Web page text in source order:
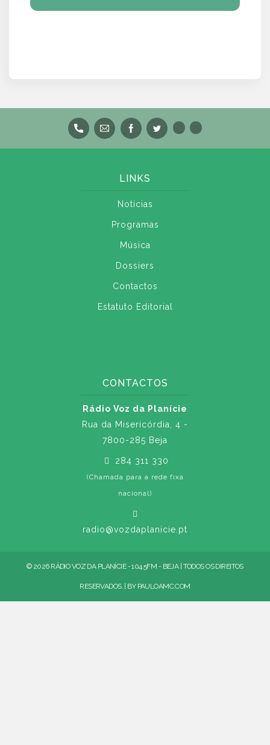
LINKS
Notícias
Programas
Música
Dossiers
Contactos
Estatuto Editorial
CONTACTOS
Rádio Voz da Planície
Rua da Misericórdia, 4 -
7800-285 Beja
284 311 330
(Chamada para a rede fixa
nacional)
radio@vozdaplanicie.pt
© 2026 RÁDIO VOZ DA PLANÍCIE - 104.5FM - BEJA | TODOS OS DIREITOS
RESERVADOS. | BY PAULOAMC.COM